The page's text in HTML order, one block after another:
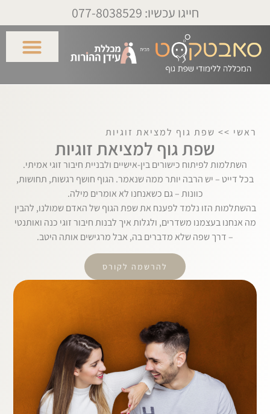
חייגו עכשיו: 077-8038529
ראשי >> שפת גוף למציאת זוגיות
שפת גוף למציאת זוגיות
השתלמות לפיתוח כישורים בין-אישיים ולבניית חיבור זוגי אמיתי.
בכל דייט – יש הרבה יותר ממה שנאמר. הגוף חושף רגשות, תחושות,
כוונות – גם כשאנחנו לא אומרים מילה.
בהשתלמות הזו נלמד לפענח את שפת הגוף של האדם שמולנו, להבין
מה אנחנו בעצמנו משדרים, ולגלות איך לבנות חיבור זוגי כנה ואותנטי
– דרך שפה שלא מדברים בה, אבל מרגישים אותה היטב.
להרשמה לקורס